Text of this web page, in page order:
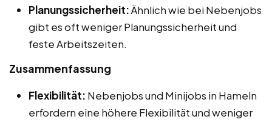
Planungssicherheit:Ähnlich wie bei Nebenjobs
gibt es oft weniger Planungssicherheit und
feste Arbeitszeiten.
Zusammenfassung
Flexibilität: Nebenjobs und Minijobs in Hameln
erfordern eine höhere Flexibilität und weniger